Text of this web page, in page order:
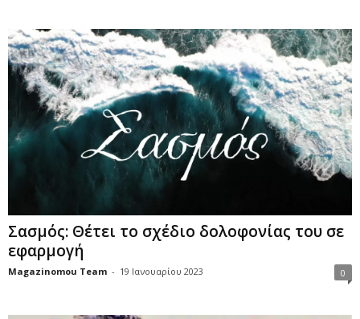
Σασμός: Θέτει το σχέδιο δολοφονίας του σε
εφαρμογή
Magazinomou Team - 19 Ιανουαρίου 2023 0